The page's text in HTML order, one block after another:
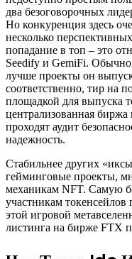
два безоговорочных
Но конкуренция здесь
несколько
попадание в топ – это
Seedify и GemiFi.
лучше проекты он
соответственно, тир на
площадкой для выпуска
централизованная
проходят аудит
надежность.
Стабильнее других
гейминговые проекты,
механикам NFT. Самую
участникам токенсейлов
этой игровой
листинга на бирже FTX